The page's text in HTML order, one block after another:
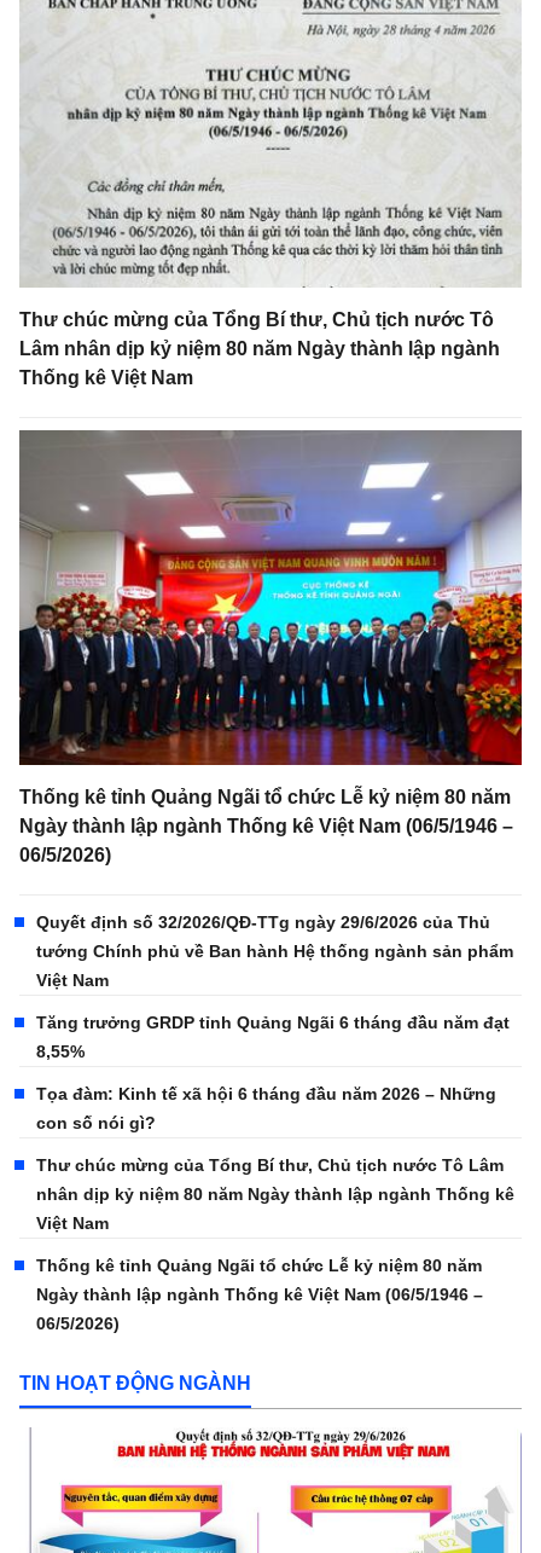
Thư chúc mừng của Tổng Bí thư, Chủ tịch nước Tô
Lâm nhân dịp kỷ niệm 80 năm Ngày thành lập ngành
Thống kê Việt Nam
Thống kê tỉnh Quảng Ngãi tổ chức Lễ kỷ niệm 80 năm
Ngày thành lập ngành Thống kê Việt Nam (06/5/1946 –
06/5/2026)
Quyết định số 32/2026/QĐ-TTg ngày 29/6/2026 của Thủ
tướng Chính phủ về Ban hành Hệ thống ngành sản phẩm
Việt Nam
Tăng trưởng GRDP tỉnh Quảng Ngãi 6 tháng đầu năm đạt
8,55%
Tọa đàm: Kinh tế xã hội 6 tháng đầu năm 2026 – Những
con số nói gì?
Thư chúc mừng của Tổng Bí thư, Chủ tịch nước Tô Lâm
nhân dịp kỷ niệm 80 năm Ngày thành lập ngành Thống kê
Việt Nam
Thống kê tỉnh Quảng Ngãi tổ chức Lễ kỷ niệm 80 năm
Ngày thành lập ngành Thống kê Việt Nam (06/5/1946 –
06/5/2026)
TIN HOẠT ĐỘNG NGÀNH